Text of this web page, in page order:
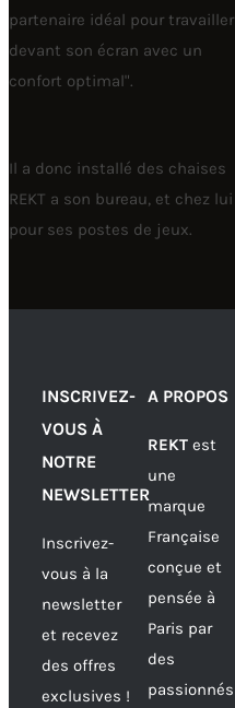
partenaire idéal pour travailler
devant son écran avec un
confort optimal".
Il a donc installé des chaises
REKT a son bureau, et chez lui
pour ses postes de jeux.
INSCRIVEZ-
VOUS À
NOTRE
NEWSLETTER
Inscrivez-
vous à la
newsletter
et recevez
des offres
exclusives !
A PROPOS
REKTest
une
marque
Française
conçue et
pensée à
Paris par
des
passionnés